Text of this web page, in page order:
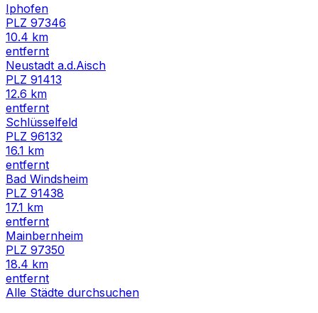
Iphofen
PLZ 97346
10.4 km
entfernt
Neustadt a.d.Aisch
PLZ 91413
12.6 km
entfernt
Schlüsselfeld
PLZ 96132
16.1 km
entfernt
Bad Windsheim
PLZ 91438
17.1 km
entfernt
Mainbernheim
PLZ 97350
18.4 km
entfernt
Alle Städte durchsuchen